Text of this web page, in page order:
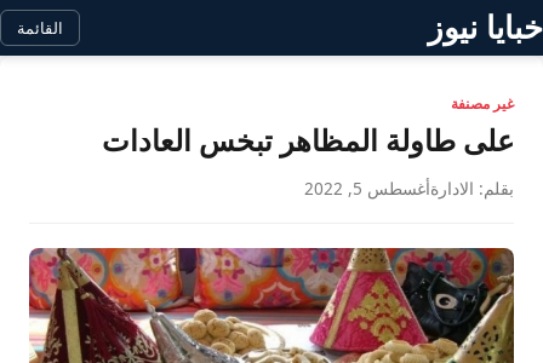
خبايا نيوز القائمة
غير مصنفة
على طاولة المظاهر تبخس العادات
بقلم: الادارةأغسطس 5, 2022